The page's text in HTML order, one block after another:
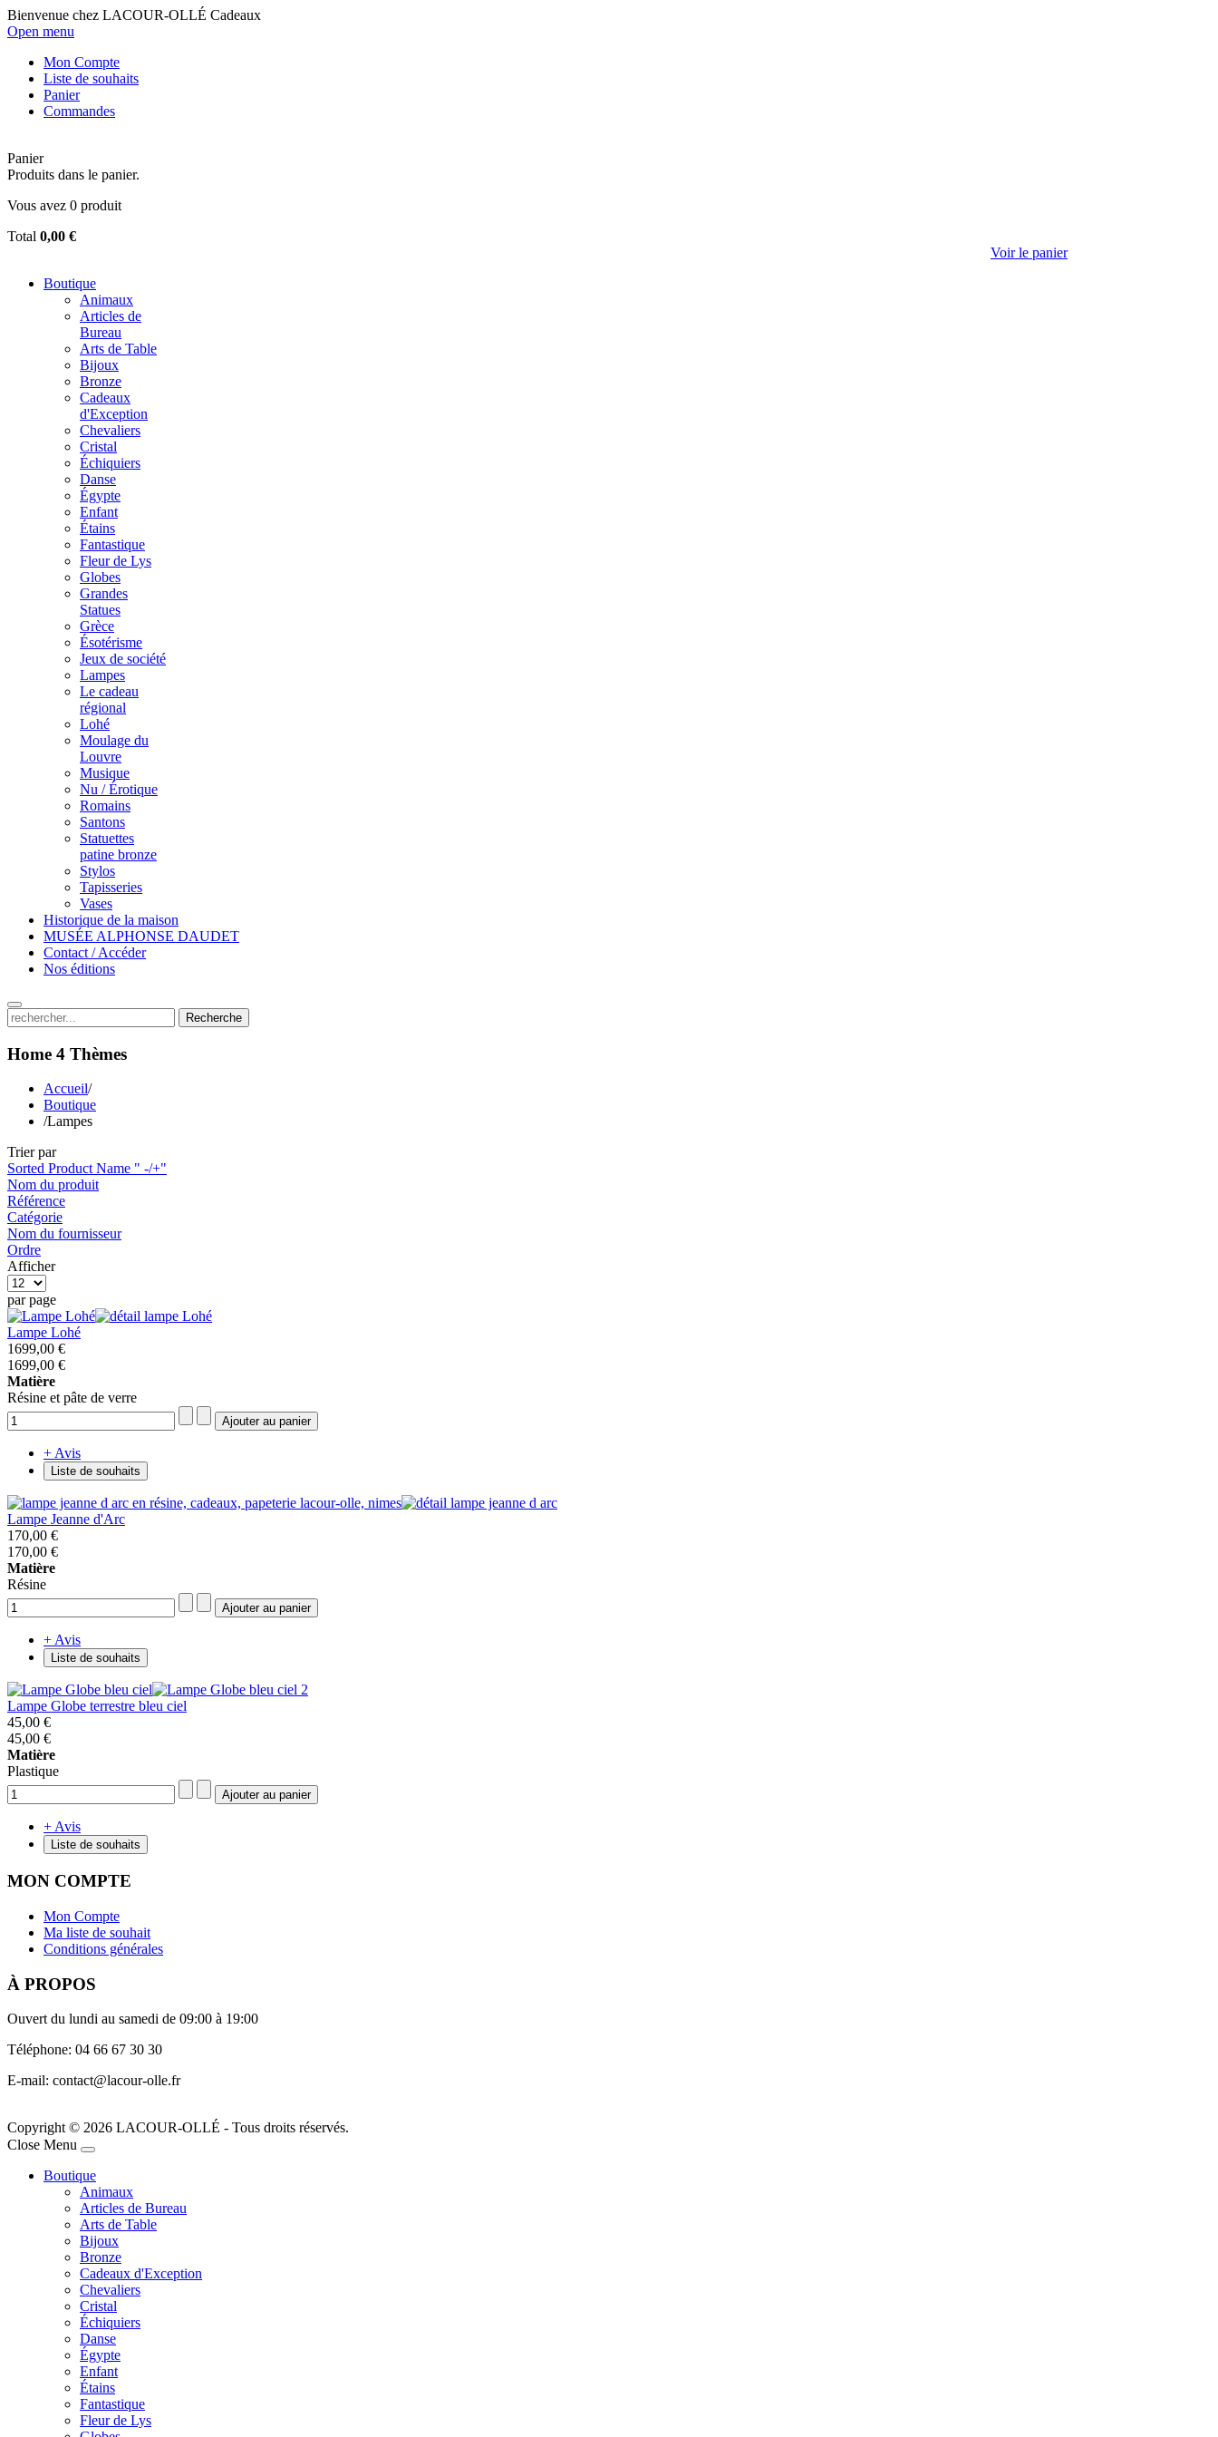
Bienvenue chez LACOUR-OLLÉ Cadeaux
Open menu
Mon Compte
Liste de souhaits
Panier
Commandes
Panier
Produits dans le panier.
Vous avez 0 produit
Total 0,00 €
Voir le panier
Boutique
Animaux
Articles de
Bureau
Arts de Table
Bijoux
Bronze
Cadeaux
d'Exception
Chevaliers
Cristal
Échiquiers
Danse
Égypte
Enfant
Étains
Fantastique
Fleur de Lys
Globes
Grandes
Statues
Grèce
Ésotérisme
Jeux de société
Lampes
Le cadeau
régional
Lohé
Moulage du
Louvre
Musique
Nu / Érotique
Romains
Santons
Statuettes
patine bronze
Stylos
Tapisseries
Vases
Historique de la maison
MUSÉE ALPHONSE DAUDET
Contact / Accéder
Nos éditions
Recherche
Home 4 Thèmes
Accueil/
Boutique
/Lampes
Trier par
Sorted Product Name " -/+"
Nom du produit
Référence
Catégorie
Nom du fournisseur
Ordre
Afficher
par page
Lampe Lohé
1699,00 €
1699,00 €
Matière
Résine et pâte de verre
+ Avis
Liste de souhaits
Lampe Jeanne d'Arc
170,00 €
170,00 €
Matière
Résine
+ Avis
Liste de souhaits
Lampe Globe terrestre bleu ciel
45,00 €
45,00 €
Matière
Plastique
+ Avis
Liste de souhaits
MON COMPTE
Mon Compte
Ma liste de souhait
Conditions générales
À PROPOS
Ouvert du lundi au samedi de 09:00 à 19:00
Téléphone: 04 66 67 30 30
E-mail: contact@lacour-olle.fr
Copyright © 2026 LACOUR-OLLÉ - Tous droits réservés.
Joomla! 3 Templates
Close Menu
Boutique
Animaux
Articles de Bureau
Arts de Table
Bijoux
Bronze
Cadeaux d'Exception
Chevaliers
Cristal
Échiquiers
Danse
Égypte
Enfant
Étains
Fantastique
Fleur de Lys